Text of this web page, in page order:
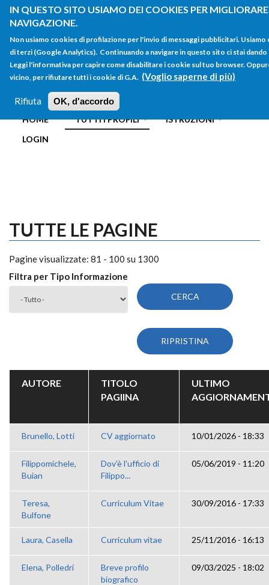
IN QUESTO SITO USIAMO DEI COOKIES PER
NAVIGAZIONE.
Non usiamo cookies di profilazione per l'invio di messaggi pubblicitari.
di terzi (Google Analytics). Continuando a navigare in questo sito ci stai
Leggi l'informativa per capire come disabilitare i cookie sul tuo browser.
vicino, per rifiutare tutti i cookie di G.A. (Voglio saperne di più)
Rifiuta OK, d'accordo
Salta al contenuto principale
FORM
DI
RICERCA
Main menu
HOME TUTTI I PROFILI
ISTRUZIONI
LOGIN
TUTTE LE PAGINE
Pagine visualizzate: 81 - 100 su 1300
Filtra per Tipo Informazione
AUTORE
TITOLO
PAGIINA
ULTIMO
Brunello, Lotti CV aggiornato 10/01/2026 - 18:33
Filippomichele,
Buian
Dov'è l'ufficio di
Filippo...
05/06/2019 - 11:20
Teresa,
Bulfone
Curriculum Vitae 30/09/2016 - 17:33
Laura, Casella Curriculum vitae 25/11/2016 - 16:13
Elena, Polledri
Breve profilo
biografico
09/03/2025 - 18:02